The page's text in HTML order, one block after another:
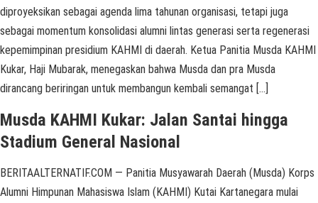
diproyeksikan sebagai agenda lima tahunan organisasi, tetapi juga
sebagai momentum konsolidasi alumni lintas generasi serta regenerasi
kepemimpinan presidium KAHMI di daerah. Ketua Panitia Musda KAHMI
Kukar, Haji Mubarak, menegaskan bahwa Musda dan pra Musda
dirancang beriringan untuk membangun kembali semangat […]
Musda KAHMI Kukar: Jalan Santai hingga
Stadium General Nasional
BERITAALTERNATIF.COM — Panitia Musyawarah Daerah (Musda) Korps
Alumni Himpunan Mahasiswa Islam (KAHMI) Kutai Kartanegara mulai